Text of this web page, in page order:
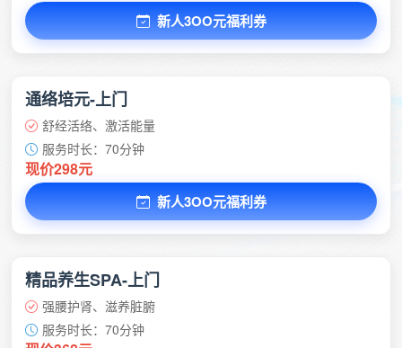
新人3OO元福利券
通络培元-上门
舒经活络、激活能量
服务时长：70分钟
现价298元
新人3OO元福利券
精品养生SPA-上门
强腰护肾、滋养脏腑
服务时长：70分钟